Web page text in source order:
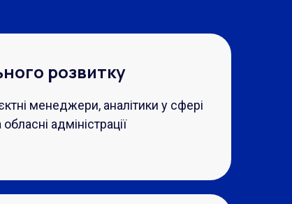
розвитку
менеджери, аналітики у сфері
адміністрації